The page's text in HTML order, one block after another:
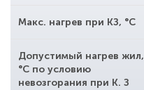
Макс. нагрев при КЗ, °С
Допустимый нагрев жил,
°С по условию
невозгорания при К. З